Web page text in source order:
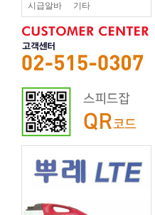
시급알바 기타